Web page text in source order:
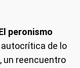
peronismo
autocrítica de lo
un reencuentro